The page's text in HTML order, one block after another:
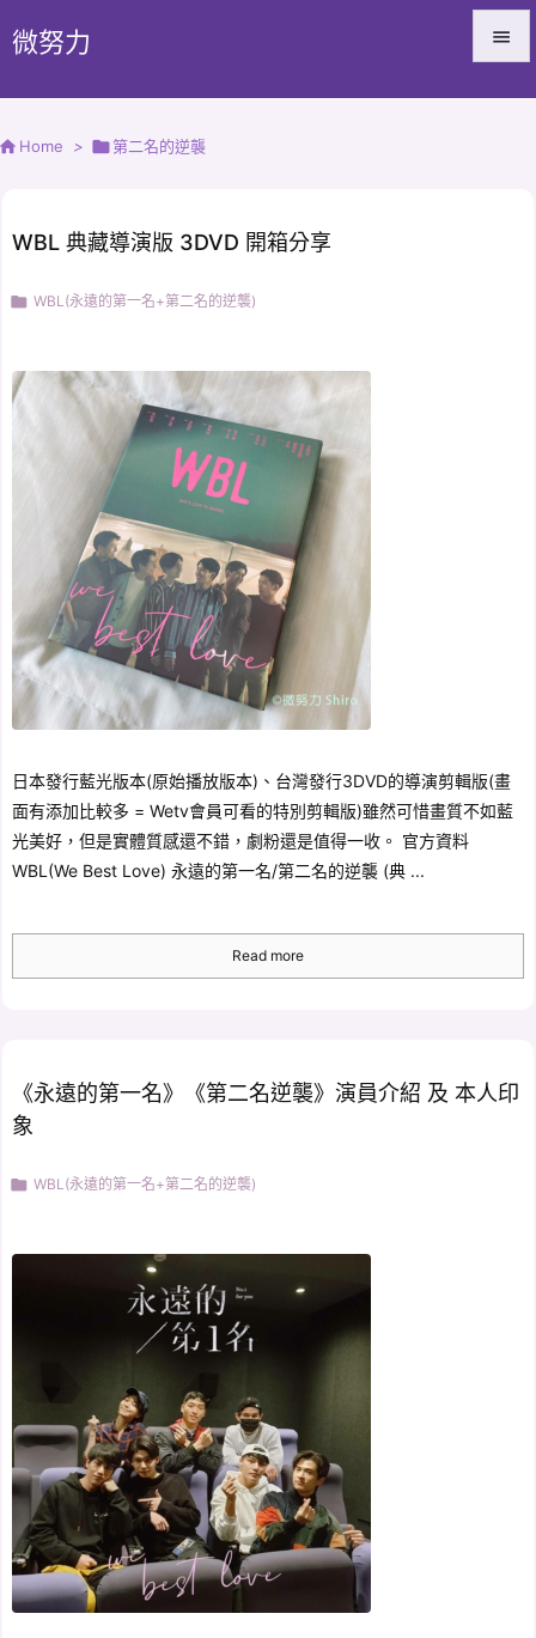
微努力 
Home > 第二名的逆襲
WBL 典藏導演版 3DVD 開箱分享
 WBL(永遠的第一名+第二名的逆襲)
日本發行藍光版本(原始播放版本)、台灣發行3DVD的導演剪輯版(畫
面有添加比較多 = Wetv會員可看的特別剪輯版)雖然可惜畫質不如藍
光美好，但是實體質感還不錯，劇粉還是值得一收。 官方資料
WBL(We Best Love) 永遠的第一名/第二名的逆襲 (典 ...
Read more
《永遠的第一名》《第二名逆襲》演員介紹 及 本人印
象
 WBL(永遠的第一名+第二名的逆襲)